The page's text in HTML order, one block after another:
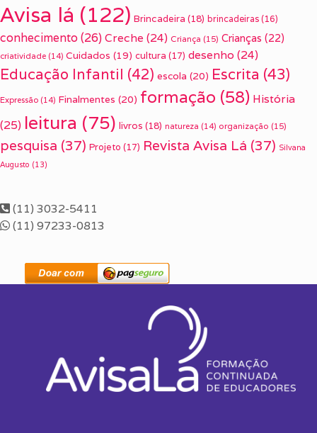
Avisa lá (122) Brincadeira (18) brincadeiras (16)
conhecimento(26) Creche (24) Criança (15) Crianças (22)
criatividade (14) Cuidados (19) cultura (17) desenho (24)
Educação Infantil (42) escola (20) Escrita (43)
Expressão (14) Finalmentes (20) formação (58) História
(25) leitura (75) livros (18) natureza (14) organização (15)
pesquisa (37) Projeto (17) Revista Avisa Lá (37) Silvana
Augusto (13)
(11) 3032-5411
(11) 97233-0813